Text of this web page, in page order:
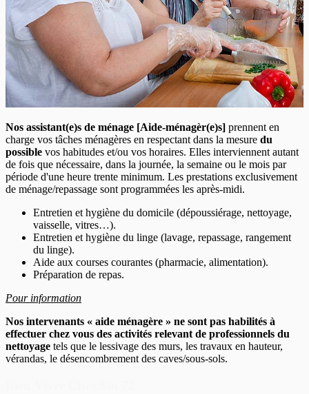
Nos assistant(e)s de ménage [Aide-ménagèr(e)s] prennent en
charge vos tâches ménagères en respectant dans la mesure du
possible vos habitudes et/ou vos horaires. Elles interviennent autant
de fois que nécessaire, dans la journée, la semaine ou le mois par
période d'une heure trente minimum. Les prestations exclusivement
de ménage/repassage sont programmées les après-midi.
Entretien et hygiène du domicile (dépoussiérage, nettoyage,
vaisselle, vitres…).
Entretien et hygiène du linge (lavage, repassage, rangement
du linge).
Aide aux courses courantes (pharmacie, alimentation).
Préparation de repas.
Pour information
Nos intervenants « aide ménagère » ne sont pas habilités à
effectuer chez vous des activités relevant de professionnels du
nettoyage tels que le lessivage des murs, les travaux en hauteur,
vérandas, le désencombrement des caves/sous-sols.